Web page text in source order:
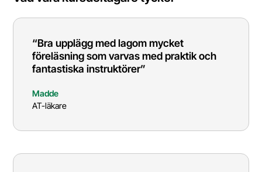
“Bra upplägg med lagom mycket
föreläsning som varvas med praktik och
fantastiska instruktörer”
Madde
AT-läkare